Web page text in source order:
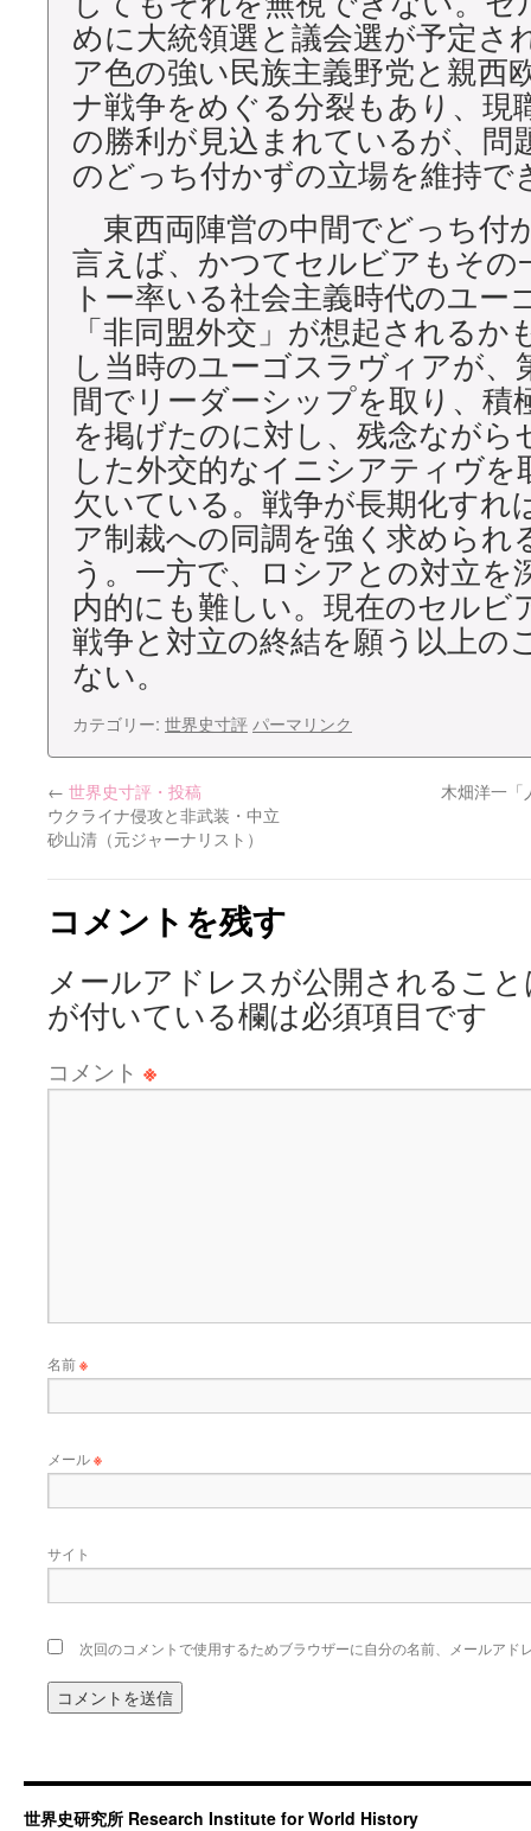
めに大統領選と議会選が予定さ
ア色の強い民族主義野党と親西
ナ戦争をめぐる分裂もあり、現
の勝利が見込まれているが、問
のどっち付かずの立場を維持で
東西両陣営の中間でどっち付
言えば、かつてセルビアもその
トー率いる社会主義時代のユー
「非同盟外交」が想起される
し当時のユーゴスラヴィアが、
間でリーダーシップを取り、積
を掲げたのに対し、残念ながら
した外交的なイニシアティヴを
欠いている。戦争が長期化すれ
ア制裁への同調を強く求められ
う。一方で、ロシアとの対立を
内的にも難しい。現在のセルビ
戦争と対立の終結を願う以上の
ない。
カテゴリー: 世界史寸評 パーマリンク
← 世界史寸評・投稿
ウクライナ侵攻と非武装・中立
砂山清（元ジャーナリスト）
木畑洋一「
コメントを残す
メールアドレスが公開されるこ
が付いている欄は必須項目です
コメント ※
名前※
メール※
サイト
次回のコメントで使用するためブラウザーに自分の名前、メールアド
世界史研究所 Research Institute for World History